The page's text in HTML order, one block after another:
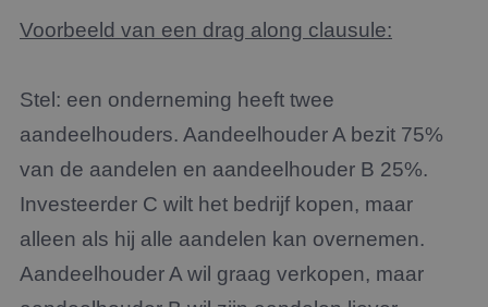
Voorbeeld van een drag along clausule:
Stel: een onderneming heeft twee
aandeelhouders. Aandeelhouder A bezit 75%
van de aandelen en aandeelhouder B 25%.
Investeerder C wilt het bedrijf kopen, maar
alleen als hij alle aandelen kan overnemen.
Aandeelhouder A wil graag verkopen, maar